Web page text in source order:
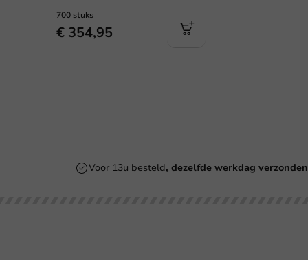
700 stuks
€ 354,95
Voor 13u besteld, dezelfde werkdag verzonden